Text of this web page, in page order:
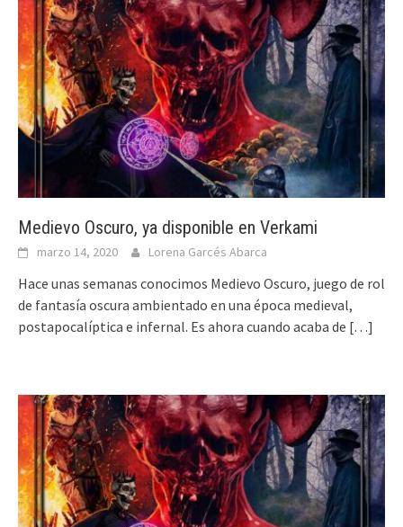
Medievo Oscuro, ya disponible en Verkami
marzo 14, 2020 Lorena Garcés Abarca
Hace unas semanas conocimos Medievo Oscuro, juego de rol
de fantasía oscura ambientado en una época medieval,
postapocalíptica e infernal. Es ahora cuando acaba de […]